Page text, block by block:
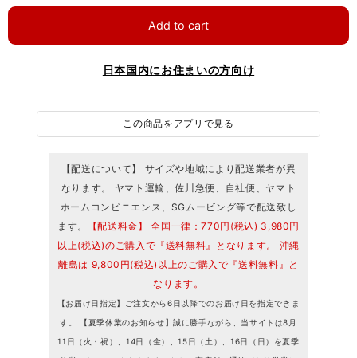
Add to cart
日本国内にお住まいの方向け
この商品をアプリで見る
【配送について】 サイズや地域により配送業者が異
なります。 ヤマト運輸、佐川急便、自社便、ヤマト
ホームコンビニエンス、SGムービング等で配送致し
ます。
【配送料金】 全国一律：770円(税込) 3,980円
以上(税込)のご購入で『送料無料』となります。 沖縄
離島は 9,800円(税込)以上のご購入で『送料無料』と
なります。
【お届け日指定】ご注文から6日以降でのお届け日を指定できま
す。 【夏季休業のお知らせ】誠に勝手ながら、当サイトは8月
11日（火・祝）、14日（金）、15日（土）、16日（日）を夏季